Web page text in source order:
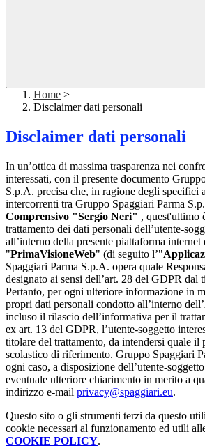
Home >
Disclaimer dati personali
Disclaimer dati personali
In un’ottica di massima trasparenza nei
interessati, con il presente documento
S.p.A. precisa che, in ragione degli specifici
intercorrenti tra Gruppo Spaggiari Parma
Comprensivo "Sergio Neri" , quest'ultimo
trattamento dei dati personali dell’utente-
all’interno della presente piattaforma internet
"PrimaVisioneWeb" (di seguito l’"
Spaggiari Parma S.p.A. opera quale
designato ai sensi dell’art. 28 del GDPR dal
Pertanto, per ogni ulteriore informazione in
propri dati personali condotto all’interno
incluso il rilascio dell’informativa per il
ex art. 13 del GDPR, l’utente-soggetto
titolare del trattamento, da intendersi quale il
scolastico di riferimento. Gruppo Spaggiari
ogni caso, a disposizione dell’utente-
eventuale ulteriore chiarimento in merito a
indirizzo e-mail privacy@spaggiari.eu.
Questo sito o gli strumenti terzi da questo
cookie necessari al funzionamento ed utili
COOKIE POLICY.